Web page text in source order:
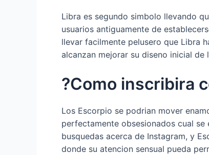
Libra es segundo simbolo llevando
usuarios antiguamente de
llevar facilmente pelusero que Libra
alcanzan mejorar su diseno inicial
?Como inscribira
Los Escorpio se podri­an mover
perfectamente obsesionados cual se
busquedas acerca de Instagram, y
donde su atencion sensual pueda